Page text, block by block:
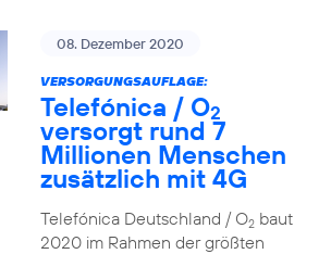
08. Dezember 2020
VERSORGUNGSAUFLAGE:
Telefónica / O2
versorgt rund 7
Millionen Menschen
zusätzlich mit 4G
Telefónica Deutschland / O2baut
2020 im Rahmen der größten